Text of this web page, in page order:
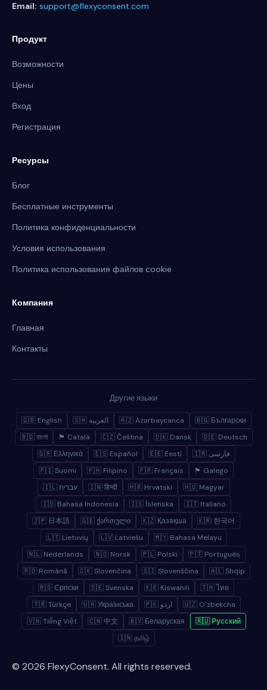
Email: support@flexyconsent.com
Продукт
Возможности
Цены
Вход
Регистрация
Ресурсы
Блог
Бесплатные инструменты
Политика конфиденциальности
Условия использования
Политика использования файлов cookie
Компания
Главная
Контакты
Другие языки
🇬🇧 English 🇸🇦 العربية 🇦🇿 Azərbaycanca
🇧🇬 Български
🇧🇩 বাংলা
🏴 Català 🇨🇿 Čeština 🇩🇰 Dansk
🇩🇪 Deutsch
🇬🇷 Ελληνικά
🇪🇸 Español 🇪🇪 Eesti
🇮🇷 فارسی
🇫🇮 Suomi
🇵🇭 Filipino 🇫🇷 Français
🏴 Galego
🇮🇱 עברית
🇮🇳 हिन्दी 🇭🇷 Hrvatski
🇭🇺 Magyar
🇮🇩 Bahasa Indonesia
🇮🇸 Íslenska
🇮🇹 Italiano
🇯🇵 日本語
🇬🇪 ქართული 🇰🇿 Қазақша
🇰🇷 한국어
🇱🇹 Lietuvių
🇱🇻 Latviešu
🇲🇾 Bahasa Melayu
🇳🇱 Nederlands
🇳🇴 Norsk 🇵🇱 Polski
🇵🇹 Português
🇷🇴 Română
🇸🇰 Slovenčina 🇸🇮 Slovenščina
🇦🇱 Shqip
🇷🇸 Српски
🇸🇪 Svenska 🇰🇪 Kiswahili
🇹🇭 ไทย
🇹🇷 Türkçe
🇺🇦 Українська 🇵🇰 اردو
🇺🇿 Oʻzbekcha
🇻🇳 Tiếng Việt
🇨🇳 中文 🇧🇾 Беларуская
🇷🇺 Русский
🇮🇳 தமிழ்
© 2026 FlexyConsent. All rights reserved.